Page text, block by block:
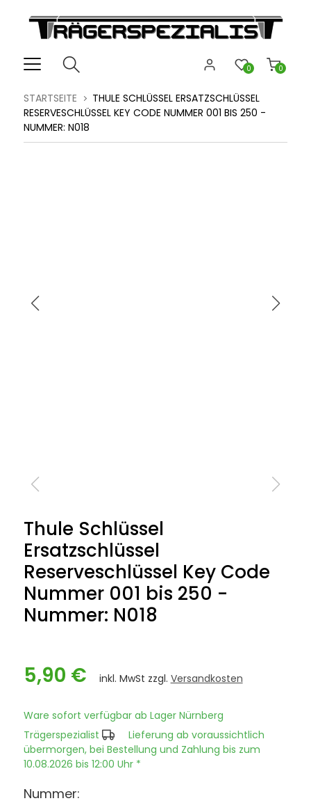
0
0
STARTSEITE
THULE SCHLÜSSEL ERSATZSCHLÜSSEL
RESERVESCHLÜSSEL KEY CODE NUMMER 001 BIS 250 -
NUMMER: N018
Thule Schlüssel
Ersatzschlüssel
Reserveschlüssel Key Code
Nummer 001 bis 250 -
Nummer: N018
5,90 € inkl. MwSt zzgl. Versandkosten
Ware sofort verfügbar ab Lager Nürnberg
Trägerspezialist
Lieferung ab voraussichtlich
übermorgen, bei Bestellung und Zahlung bis zum
10.08.2026 bis 12:00 Uhr *
Nummer: